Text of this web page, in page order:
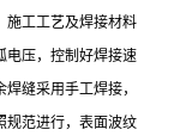
施工工艺及焊接材料
电压，控制好焊接速
缝采用手工焊接，
规范进行，表面波纹